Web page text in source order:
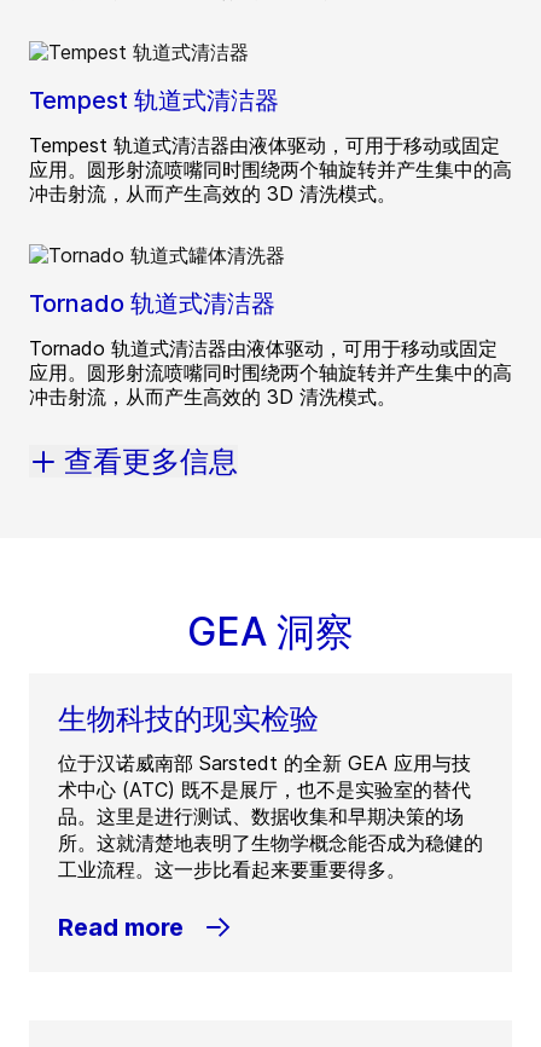
Tempest 轨道式清洁器
Tempest 轨道式清洁器由液体驱动，可用于移动或固定
应用。圆形射流喷嘴同时围绕两个轴旋转并产生集中的高
冲击射流，从而产生高效的 3D 清洗模式。
Tornado 轨道式清洁器
Tornado 轨道式清洁器由液体驱动，可用于移动或固定
应用。圆形射流喷嘴同时围绕两个轴旋转并产生集中的高
冲击射流，从而产生高效的 3D 清洗模式。
查看更多信息
GEA 洞察
生物科技的现实检验
位于汉诺威南部 Sarstedt 的全新 GEA 应用与技
术中心 (ATC) 既不是展厅，也不是实验室的替代
品。这里是进行测试、数据收集和早期决策的场
所。这就清楚地表明了生物学概念能否成为稳健的
工业流程。这一步比看起来要重要得多。
Read more